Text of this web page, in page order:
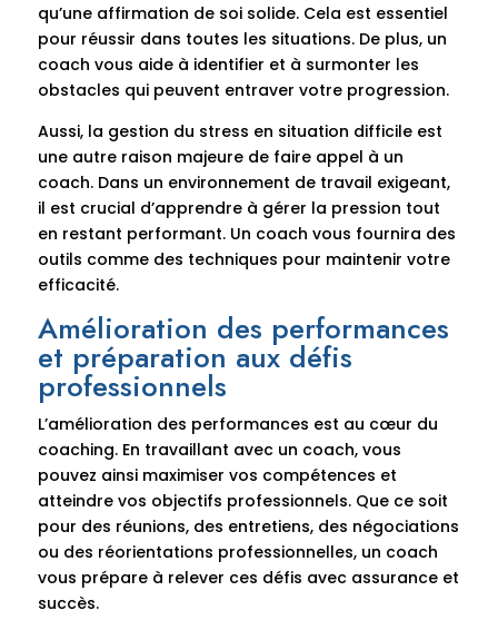
qu’une affirmation de soi solide. Cela est essentiel
pour réussir dans toutes les situations. De plus, un
coach vous aide à identifier et à surmonter les
obstacles qui peuvent entraver votre progression.
Aussi, la gestion du stress en situation difficile est
une autre raison majeure de faire appel à un
coach. Dans un environnement de travail exigeant,
il est crucial d’apprendre à gérer la pression tout
en restant performant. Un coach vous fournira des
outils comme des techniques pour maintenir votre
efficacité.
Amélioration des performances
et préparation aux défis
professionnels
L’amélioration des performances est au cœur du
coaching. En travaillant avec un coach, vous
pouvez ainsi maximiser vos compétences et
atteindre vos objectifs professionnels. Que ce soit
pour des réunions, des entretiens, des négociations
ou des réorientations professionnelles, un coach
vous prépare à relever ces défis avec assurance et
succès.